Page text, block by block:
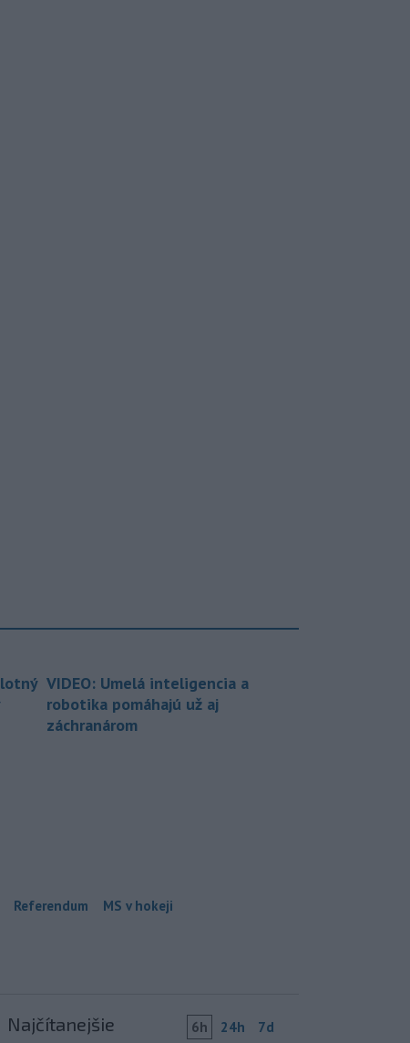
VIDEO: Umelá inteligencia a
robotika pomáhajú už aj
záchranárom
Referendum MS v hokeji
Najčítanejšie 6h 24h 7d